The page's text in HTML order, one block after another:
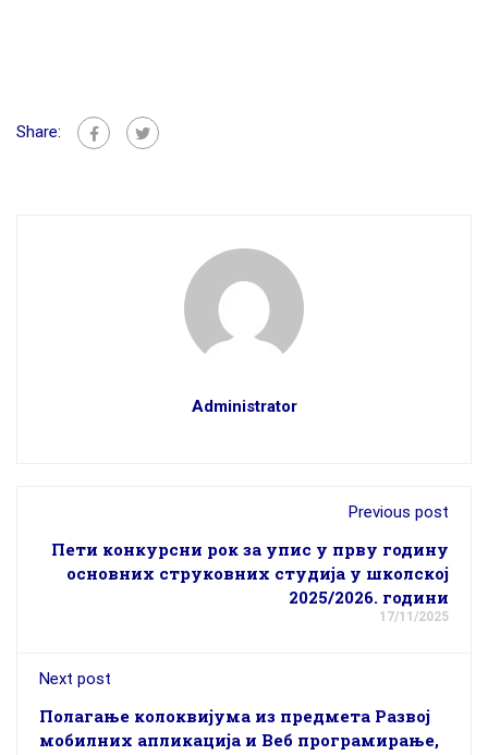
Share:
Administrator
Previous post
Пети конкурсни рок за упис у прву годину
основних струковних студија у школској
2025/2026. години
17/11/2025
Next post
Полагање колоквијума из предмета Развој
мобилних апликација и Веб програмирање,